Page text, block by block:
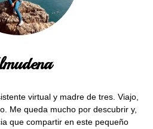
virtual y madre de tres. Viajo,
Me queda mucho por descubrir y,
que compartir en este pequeño